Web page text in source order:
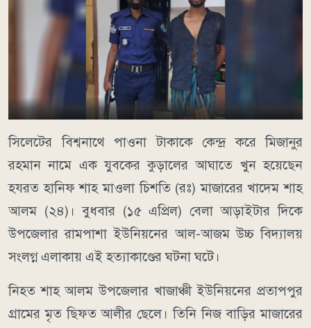
সিলেটের বিশ্বনাথে পাওনা টাকাকে কেন্দ্র করে মিজানুর
রহমান নামে এক যুবকের কুড়ালের আঘাতে খুন হয়েছেন
হযরত হানিফ শাহ মাওলা চিশতি (রঃ) মাজারের খাদেম শাহ
আলম (২৪)। বুধবার (১৫ এপ্রিল) বেলা আড়াইটার দিকে
উপজেলার রামপাশা ইউনিয়নের আল-আজম উচ্চ বিদ্যালয়
সংলগ্ন এলাকায় এই হত্যাকাণ্ডের ঘটনা ঘটে।
নিহত শাহ আলম উপজেলার খাজাঞ্চী ইউনিয়নের প্রতাপপুর
গ্রামের মৃত ছিফত আলীর ছেলে। তিনি নিজ বাড়ির মাজারের